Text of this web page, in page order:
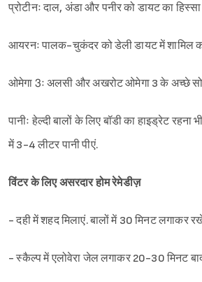
प्रोटीनः दाल, अंडा और पनीर को डायट का हिस्सा
आयरनः पालक-चुकंदर को डेली डायट में शामिल
ओमेगा 3ः अलसी और अखरोट ओमेगा 3 के अच्छे
पानीः हेल्दी बालों के लिए बॉडी का हाइड्रेट
में 3-4 लीटर पानी पीएं.
विंटर के लिए असरदार होम रेमेडीज़
- दही में शहद मिलाएं. बालों में 30 मिनट लगाकर
- स्कैल्प में एलोवेरा जेल लगाकर 20-30 मिनट